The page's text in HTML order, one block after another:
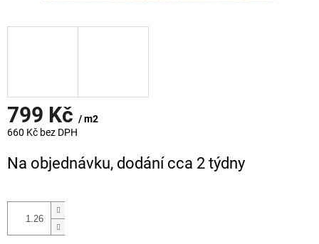
799 Kč / m2
660 Kč bez DPH
cena:
Na objednávku, dodání cca 2 týdny